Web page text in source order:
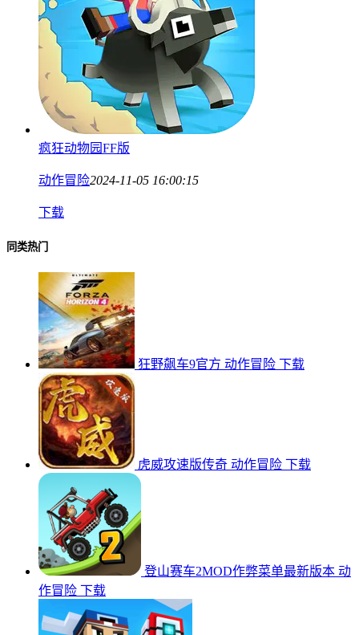
疯狂动物园FF版
动作冒险2024-11-05 16:00:15
下载
同类热门
狂野飙车9官方 动作冒险 下载
虎威攻速版传奇 动作冒险 下载
登山赛车2MOD作弊菜单最新版本 动
作冒险 下载